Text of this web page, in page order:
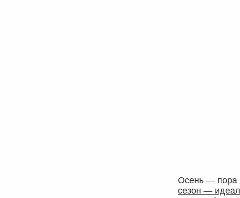
Осень — пора
сезон —